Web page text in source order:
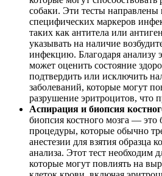
собаки. Эти тесты направлены
специфических маркеров
таких как антитела или
указывать на наличие
инфекцию. Благодаря анализу
может оценить состояние
подтвердить или исключить
заболеваний, которые могут
разрушение эритроцитов, что
Аспирация и биопсия
биопсия костного мозга — это
процедуры, которые обычно
анестезии для взятия образца
анализа. Этот тест необходим
которые могут повлиять на